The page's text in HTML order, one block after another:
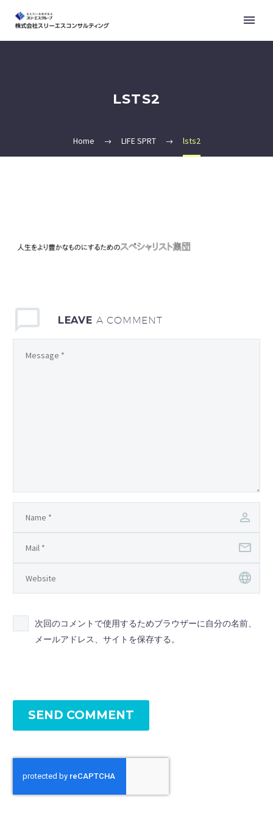
LSTS2
Home LIFE SPRT lsts2
LEAVE A COMMENT
次回のコメントで使用するためブラウザーに自分の名前、
メールアドレス、サイトを保存する。
SEND COMMENT